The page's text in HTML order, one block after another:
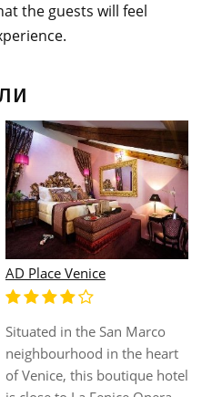
the guests will feel
Adua Venezia
Enjoying an enviable location
in Venice, this wonderful
hotel offers convenience and